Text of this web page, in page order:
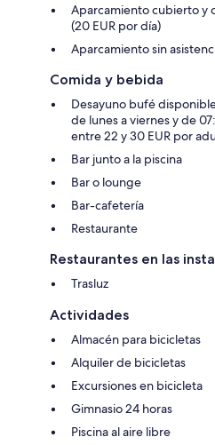
Aparcamiento cubierto y
(20 EUR por día)
Aparcamiento sin
Comida y bebida
Desayuno bufé
de lunes a viernes y de
entre 22 y 30 EUR por
Bar junto a la piscina
Bar o lounge
Bar-cafetería
Restaurante
Restaurantes en las
Trasluz
Actividades
Almacén para bicicletas
Alquiler de bicicletas
Excursiones en bicicleta
Gimnasio 24 horas
Piscina al aire libre